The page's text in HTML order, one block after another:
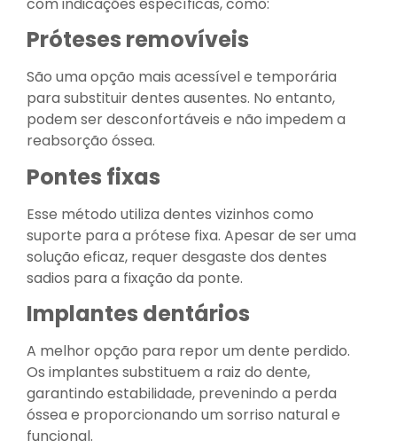
Próteses removíveis
São uma opção mais acessível e temporária
para substituir dentes ausentes. No entanto,
podem ser desconfortáveis e não impedem a
reabsorção óssea.
Pontes fixas
Esse método utiliza dentes vizinhos como
suporte para a prótese fixa. Apesar de ser uma
solução eficaz, requer desgaste dos dentes
sadios para a fixação da ponte.
Implantes dentários
A melhor opção para repor um dente perdido.
Os implantes substituem a raiz do dente,
garantindo estabilidade, prevenindo a perda
óssea e proporcionando um sorriso natural e
funcional.